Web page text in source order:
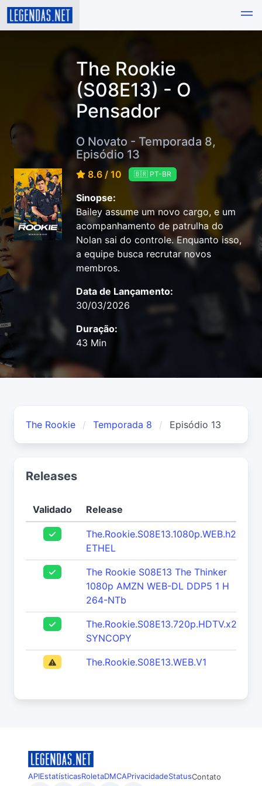
The Rookie
(S08E13) - O
Pensador
O Novato - Temporada 8,
Episódio 13
8.6 / 10 🇧🇷 PT-BR
Sinopse:
Bailey assume um novo cargo, e um
acompanhamento de patrulha do
Nolan sai do controle. Enquanto isso,
a equipe busca recrutar novos
membros.
Data de Lançamento:
30/03/2026
Duração:
43 Min
The Rookie Temporada 8 Episódio 13
Releases
Validado Release
The.Rookie.S08E13.1080p.WEB.h264-
ETHEL
The Rookie S08E13 The Thinker
1080p AMZN WEB-DL DDP5 1 H
264-NTb
The.Rookie.S08E13.720p.HDTV.x264-
SYNCOPY
The.Rookie.S08E13.WEB.V1
APIEstatísticasRoletaDMCAPrivacidadeStatusContato